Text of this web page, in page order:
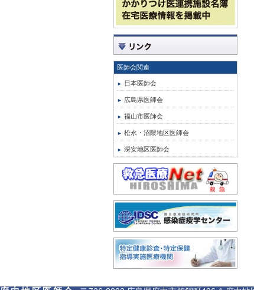
医師会関連
日本医師会
広島県医師会
福山市医師会
松永・沼隈地区医師会
深安地区医師会